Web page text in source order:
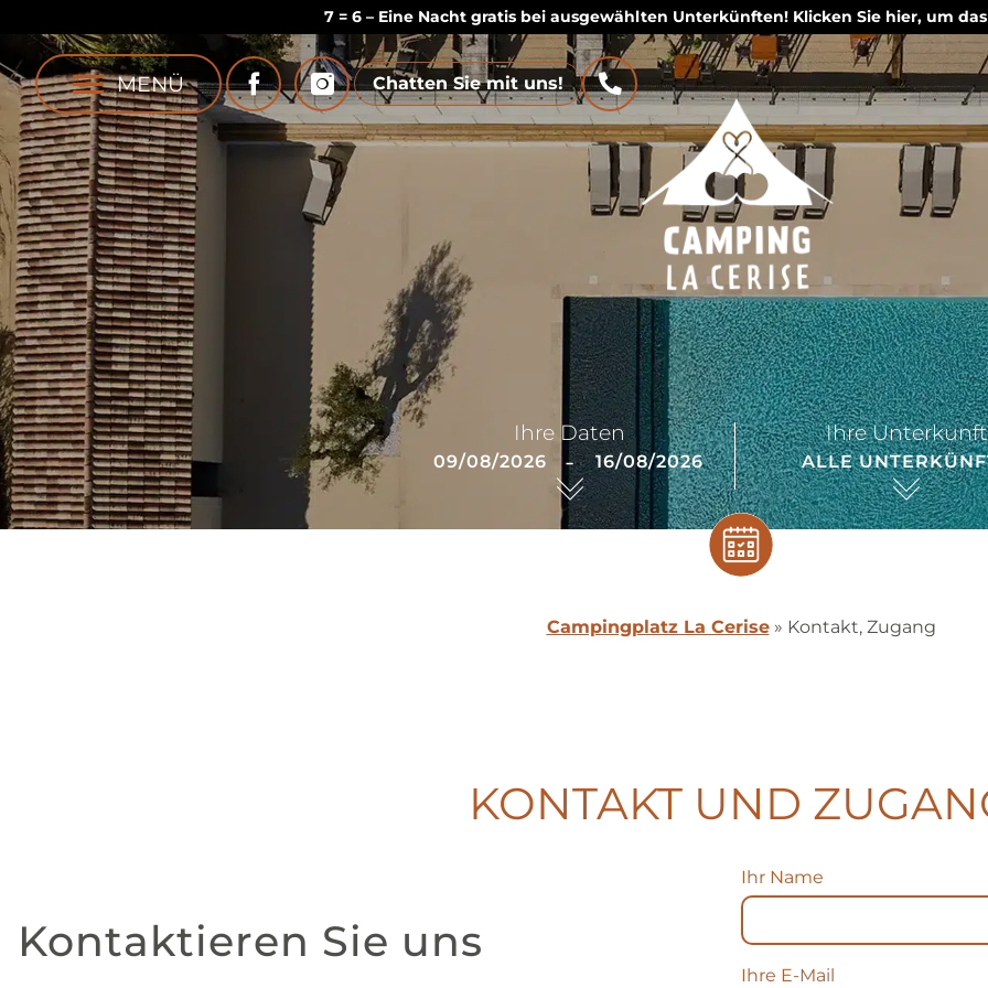
7 = 6 – Eine Nacht gratis bei ausgewählten Unterkünften! Klicken Sie hier, um
MENÜ Chatten Sie mit uns!
Ihre Unterkunft
Ihre Daten
-
Campingplatz La Cerise» Kontakt, Zugang
KONTAKT UND
Kontaktieren Sie uns
Ihr Name
Ihre E-Mail